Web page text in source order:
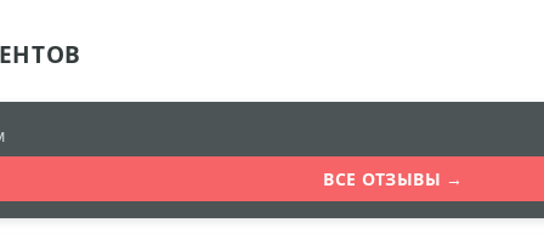
ВСЕ ОТЗЫВЫ →